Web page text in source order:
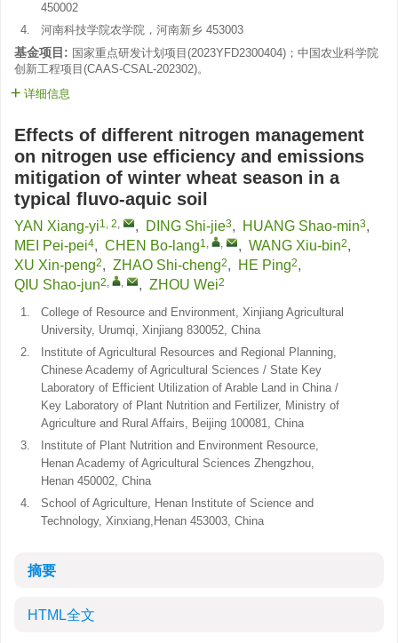
450002
4.
河南科技学院农学院，河南新乡 453003
基金项目: 国家重点研发计划项目(2023YFD2300404)；中国农业科学院
创新工程项目(CAAS-CSAL-202302)。
详细信息
Effects of different nitrogen management
on nitrogen use efficiency and emissions
mitigation of winter wheat season in a
typical fluvo-aquic soil
YAN Xiang-yi1, 2, , DING Shi-jie3, HUANG Shao-min3,
MEI Pei-pei4, CHEN Bo-lang1, , , WANG Xiu-bin2,
XU Xin-peng2, ZHAO Shi-cheng2, HE Ping2,
QIU Shao-jun2, , , ZHOU Wei2
1.
College of Resource and Environment, Xinjiang Agricultural
University, Urumqi, Xinjiang 830052, China
2.
Institute of Agricultural Resources and Regional Planning,
Chinese Academy of Agricultural Sciences / State Key
Laboratory of Efficient Utilization of Arable Land in China /
Key Laboratory of Plant Nutrition and Fertilizer, Ministry of
Agriculture and Rural Affairs, Beijing 100081, China
3.
Institute of Plant Nutrition and Environment Resource,
Henan Academy of Agricultural Sciences Zhengzhou,
Henan 450002, China
4.
School of Agriculture, Henan Institute of Science and
Technology, Xinxiang,Henan 453003, China
摘要
HTML全文